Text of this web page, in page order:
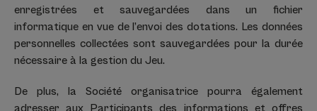
enregistrées et sauvegardées dans un fichier
informatique en vue de l’envoi des dotations. Les données
personnelles collectées sont sauvegardées pour la durée
nécessaire à la gestion du Jeu.
De plus, la Société organisatrice pourra également
adresser aux Participants des informations et offres